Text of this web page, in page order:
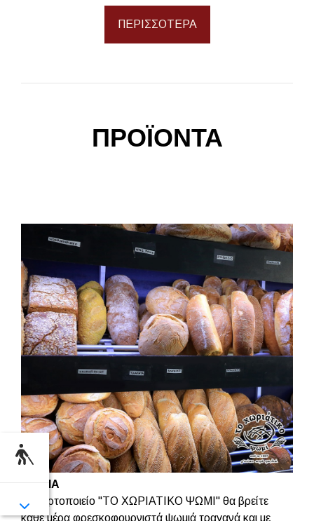
ΠΕΡΙΣΣΌΤΕΡΑ
ΠΡΟΪΟΝΤΑ
ΨΩΜΙΑ
Στο αρτοποιείο ''ΤΟ ΧΩΡΙΑΤΙΚΟ ΨΩΜΙ'' θα βρείτε
κάθε μέρα φρεσκοφουρνιστά ψωμιά τραγανά και με